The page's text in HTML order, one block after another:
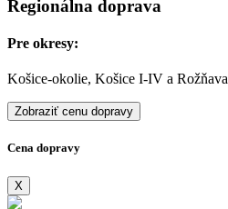
Regionálna doprava
Pre okresy:
Košice-okolie, Košice I-IV a Rožňava
Zobraziť cenu dopravy
Cena dopravy
X